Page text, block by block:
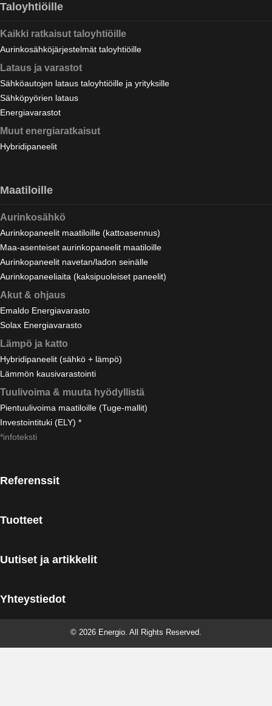
Taloyhtiöille
Kaikki ratkaisut taloyhtiöille
Aurinkosähköjärjestelmät taloyhtiöille
Lataus ja varastot
Sähköautojen lataus taloyhtiöille ja yrityksille
Sähköpyörien lataus
Energiavarastot
Muut energiaratkaisut
Hybridipaneelit
Maatiloille
Aurinkosähkö
Aurinkopaneelit maatiloille (kattoasennus)
Maa-asenteiset aurinkopaneelit maatiloille
Aurinkopaneelit navetan/ladon seinälle
Aurinkopaneeliaita (kaksipuoleiset paneelit)
Akut & ohjaus
Emaldo Energiavarasto
Solax Energiavarasto
Lämpö ja katto
Hybridipaneelit (sähkö + lämpö)
Lämmön kausivarastointi
Tuulivoima & muuta hyödyllistä
Pientuulivoima maatiloille (Tuge-mallit)
Investointituki (ELY) *
*infoteksti
Referenssit
Tuotteet
Uutiset ja artikkelit
Yhteystiedot
© 2026 Energio. All Rights Reserved.